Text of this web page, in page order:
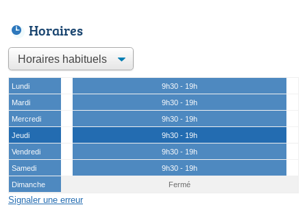
Horaires
Lundi
9h30 - 19h
Mardi
9h30 - 19h
Mercredi
9h30 - 19h
Jeudi
9h30 - 19h
Vendredi
9h30 - 19h
Samedi
9h30 - 19h
Dimanche
Fermé
Signaler une erreur